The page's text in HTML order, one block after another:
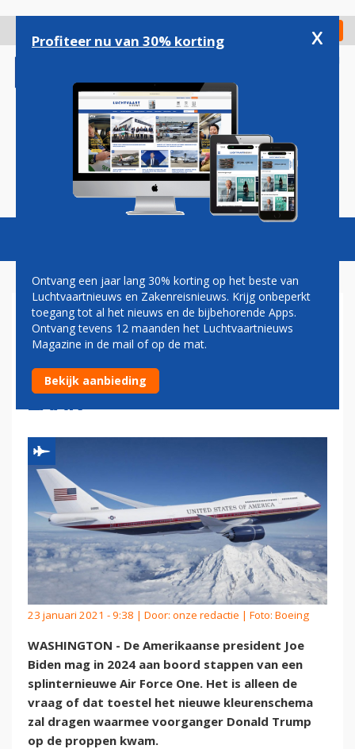
gaan
Check in
Magazine Podcasts Vacatures
AANGEPAST
KLEURENSCHEMA AIR FORCE
ONE GEEN UITGEMAAKTE
ZAAK
23 januari 2021 - 9:38 | Door: onze redactie | Foto: Boeing
WASHINGTON - De Amerikaanse president Joe
Biden mag in 2024 aan boord stappen van een
splinternieuwe Air Force One. Het is alleen de
vraag of dat toestel het nieuwe kleurenschema
zal dragen waarmee voorganger Donald Trump
op de proppen kwam.
Profiteer nu van 30% korting x
Ontvang een jaar lang 30% korting op het beste van
Luchtvaartnieuws en Zakenreisnieuws. Krijg onbeperkt
toegang tot al het nieuws en de bijbehorende Apps.
Ontvang tevens 12 maanden het Luchtvaartnieuws
Magazine in de mail of op de mat.
Bekijk aanbieding